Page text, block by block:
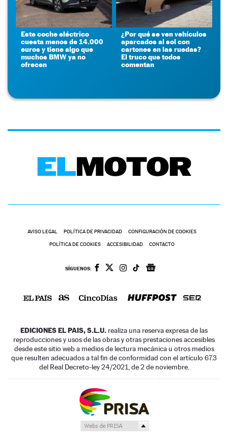
Este coche eléctrico
cuesta menos de 14.000
euros y tiene algo que
muchos BMW ya no
ofrecen
¿Por qué se ven vehículos
aparcados al sol con
cartones en las ruedas?
El truco que todos
comentan
AVISO LEGAL POLÍTICA DE PRIVACIDAD CONFIGURACIÓN DE COOKIES
POLÍTICA DE COOKIES ACCESIBILIDAD CONTACTO
SÍGUENOS:
EDICIONES EL PAIS, S.L.U. realiza una reserva expresa de las
reproducciones y usos de las obras y otras prestaciones accesibles
desde este sitio web a medios de lectura mecánica u otros medios
que resulten adecuados a tal fin de conformidad con el artículo 67.3
del Real Decreto-ley 24/2021, de 2 de noviembre.